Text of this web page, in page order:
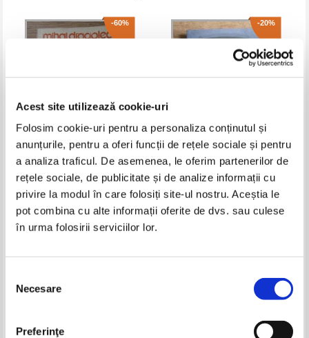
Acest site utilizează cookie-uri
Folosim cookie-uri pentru a personaliza conținutul și
anunțurile, pentru a oferi funcții de rețele sociale și pentru
a analiza traficul. De asemenea, le oferim partenerilor de
rețele sociale, de publicitate și de analize informații cu
privire la modul în care folosiți site-ul nostru. Aceștia le
pot combina cu alte informații oferite de dvs. sau culese
în urma folosirii serviciilor lor.
consimțământului
Necesare
Preferinţe
-60%
fictiunii
Pret:69,00Lei 27,60 Lei
Adaugă în coș
-20%
fost extras raul
Pret:47,00Lei 37,60 Lei
Adaugă în coș